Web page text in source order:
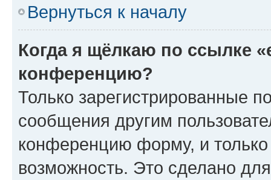
Вернуться к началу
Когда я щёлкаю по ссылке
конференцию?
Только зарегистрированные
сообщения другим
конференцию форму, и
возможность. Это сделано